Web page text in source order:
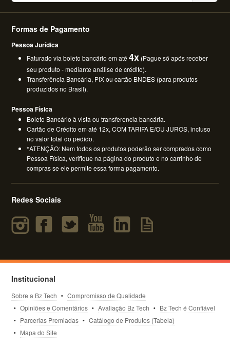
Formas de Pagamento
Pessoa Jurídica
Faturado via boleto bancário em até4x (Pague só após receber
seu produto - mediante análise de crédito).
Transferência Bancária, PIX ou cartão BNDES (para produtos
produzidos no Brasil).
Pessoa Física
Boleto Bancário à vista ou transferencia bancária.
Cartão de Crédito em até 12x, COM TARIFA E/OU JUROS, incluso
no valor total do pedido.
*ATENÇÃO: Nem todos os produtos poderão ser comprados como
Pessoa Física, verifique na página do produto e no carrinho de
compras se ele permite essa forma pagamento.
Redes Sociais
Institucional
Sobre a Bz Tech
Compromisso de Qualidade
Opiniões e Comentários
Avaliação Bz Tech
Bz Tech é Confiável
Parcerias Premiadas
Catálogo de Produtos (Tabela)
Mapa do Site